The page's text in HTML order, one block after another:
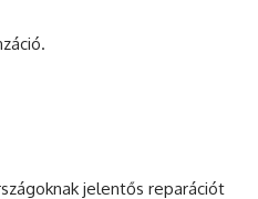
.
jelentős reparációt